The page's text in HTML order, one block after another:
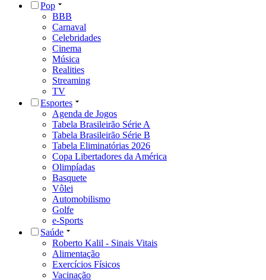
Pop
BBB
Carnaval
Celebridades
Cinema
Música
Realities
Streaming
TV
Esportes
Agenda de Jogos
Tabela Brasileirão Série A
Tabela Brasileirão Série B
Tabela Eliminatórias 2026
Copa Libertadores da América
Olimpíadas
Basquete
Vôlei
Automobilismo
Golfe
e-Sports
Saúde
Roberto Kalil - Sinais Vitais
Alimentação
Exercícios Físicos
Vacinação